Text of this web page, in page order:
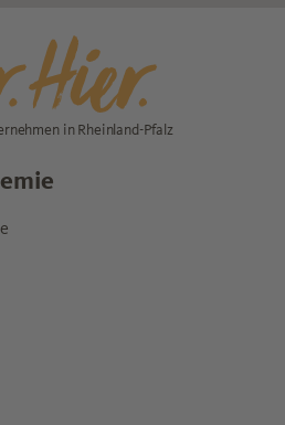
in Rheinland-Pfalz